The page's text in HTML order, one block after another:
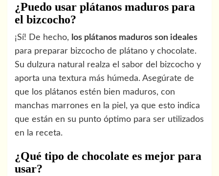
¿Puedo usar plátanos maduros para
el bizcocho?
¡Sí! De hecho, los plátanos maduros son ideales
para preparar bizcocho de plátano y chocolate.
Su dulzura natural realza el sabor del bizcocho y
aporta una textura más húmeda. Asegúrate de
que los plátanos estén bien maduros, con
manchas marrones en la piel, ya que esto indica
que están en su punto óptimo para ser utilizados
en la receta.
¿Qué tipo de chocolate es mejor para
usar?